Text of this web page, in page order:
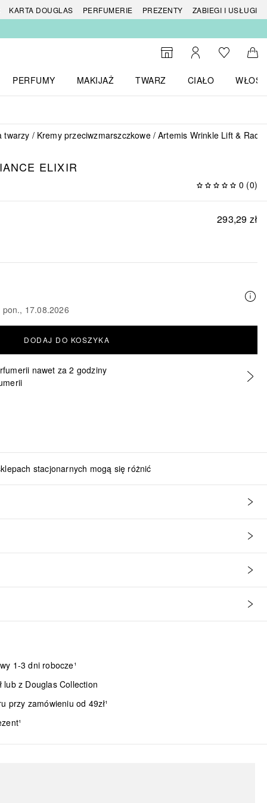
KARTA DOUGLAS PERFUMERIE PREZENTY
ZABIEGI I USŁUGI
Do wyszukiwarki
Moje kontoDo listyDo
PERFUMY
MAKIJAŻ
TWARZ
CIAŁO
WŁOSY
twarzy Kremy przeciwzmarszczkowe Artemis Wrinkle Lift &
ELIXIR
0 (0)
293,29 zł
17.08.2026
DODAJ DO KOSZYKA
nawet za 2 godziny
stacjonarnych mogą się różnić
1-3 dni robocze¹
lub z Douglas Collection
przy zamówieniu od 49zł¹